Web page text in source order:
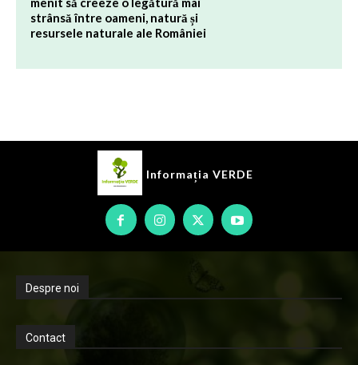
strânsă între oameni, natură și
resursele naturale ale României
Informația VERDE
Despre noi
Contact